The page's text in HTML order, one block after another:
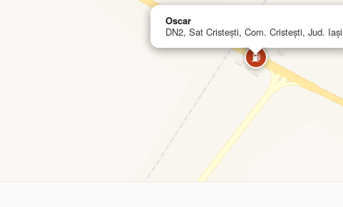
⛽
Oscar
DN2, Sat Cristești, Com. Cristești, Jud. Iași